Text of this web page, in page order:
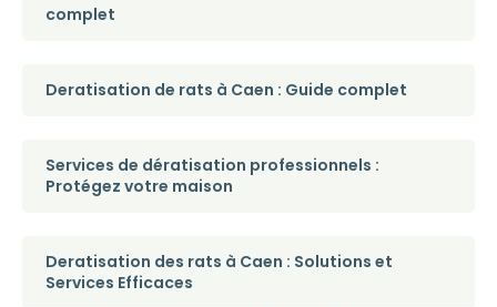
complet
Deratisation de rats à Caen : Guide complet
Services de dératisation professionnels :
Protégez votre maison
Deratisation des rats à Caen : Solutions et
Services Efficaces